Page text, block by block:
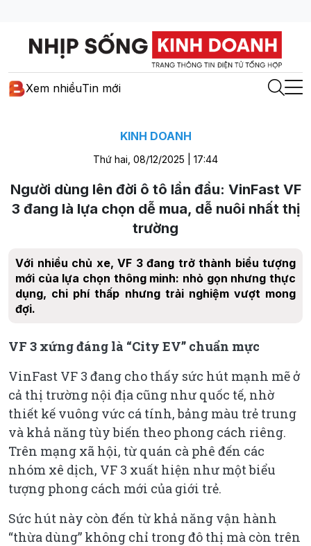
Xem nhiềuTin mới
KINH DOANH
Thứ hai, 08/12/2025 | 17:44
Người dùng lên đời ô tô lần đầu: VinFast VF
3 đang là lựa chọn dễ mua, dễ nuôi nhất thị
trường
Với nhiều chủ xe, VF 3 đang trở thành biểu tượng
mới của lựa chọn thông minh: nhỏ gọn nhưng thực
dụng, chi phí thấp nhưng trải nghiệm vượt mong
đợi.
VF 3 xứng đáng là “City EV” chuẩn mực
VinFast VF 3 đang cho thấy sức hút mạnh mẽ ở
cả thị trường nội địa cũng như quốc tế, nhờ
thiết kế vuông vức cá tính, bảng màu trẻ trung
và khả năng tùy biến theo phong cách riêng.
Trên mạng xã hội, từ quán cà phê đến các
nhóm xê dịch, VF 3 xuất hiện như một biểu
tượng phong cách mới của giới trẻ.
Sức hút này còn đến từ khả năng vận hành
“thừa dùng” không chỉ trong đô thị mà còn trên